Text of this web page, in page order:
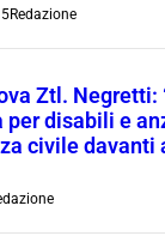
Redazione
Ztl. Negretti:
per disabili e
civile davanti